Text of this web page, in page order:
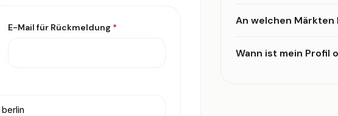
E-Mail für Rückmeldung *
An welchen
Wann ist mein Profil